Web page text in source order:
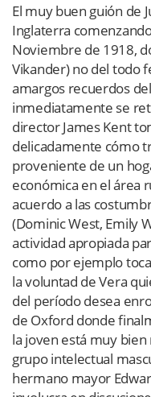
El muy buen guión de
Inglaterra
Noviembre de 1918,
Vikander) no del todo
amargos recuerdos
inmediatamente se
director James Kent
delicadamente cómo
proveniente de un
económica en el área
acuerdo a las
(Dominic West, Emily
actividad apropiada
como por ejemplo
la voluntad de Vera
del período desea
de Oxford donde
la joven está muy
grupo intelectual
hermano mayor